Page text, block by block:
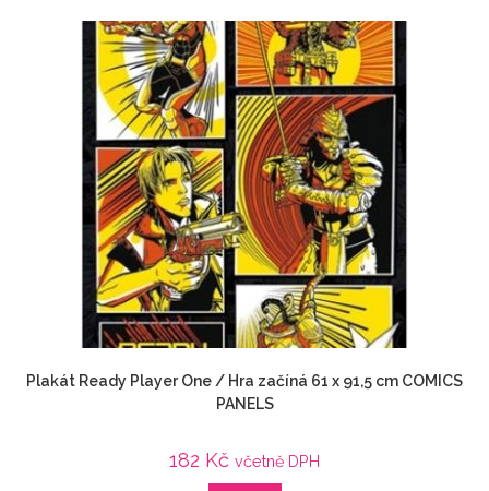
Plakát Ready Player One / Hra začíná 61 x 91,5 cm COMICS
PANELS
182 Kč včetně DPH